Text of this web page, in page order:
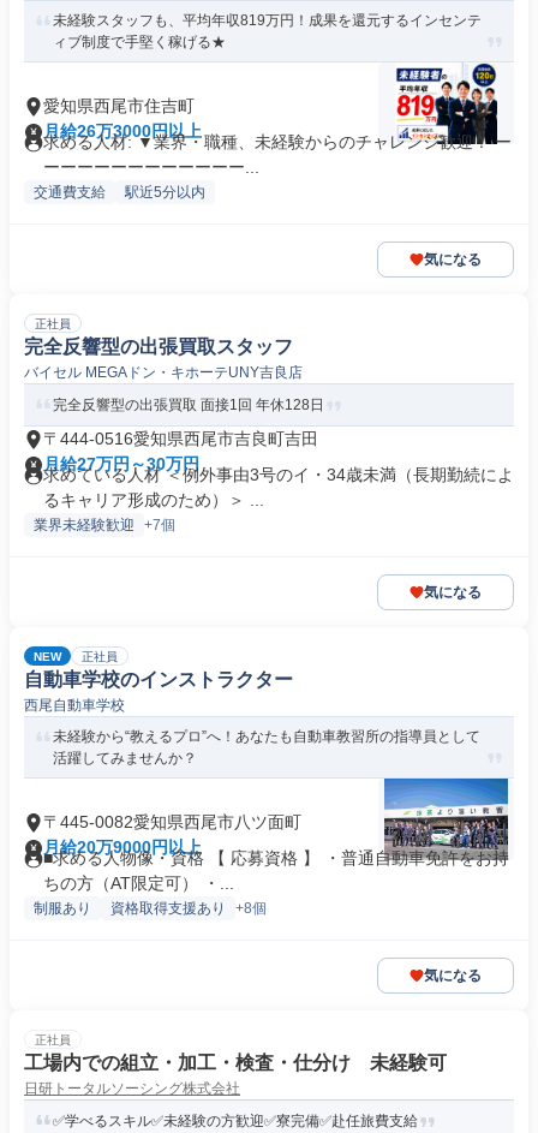
未経験スタッフも、平均年収819万円！成果を還元するインセンテ
ィブ制度で手堅く稼げる★
愛知県西尾市住吉町
月給26万3000円以上
求める人材: ▼業界・職種、未経験からのチャレンジ歓迎！ ー
ーーーーーーーーーーーー...
交通費支給 駅近5分以内
気になる
正社員
完全反響型の出張買取スタッフ
バイセル MEGAドン・キホーテUNY吉良店
完全反響型の出張買取 面接1回 年休128日
〒444-0516愛知県西尾市吉良町吉田
月給27万円～30万円
求めている人材 ＜例外事由3号のイ・34歳未満（長期勤続によ
るキャリア形成のため）＞ ...
業界未経験歓迎 +7個
気になる
NEW 正社員
自動車学校のインストラクター
西尾自動車学校
未経験から“教えるプロ”へ！あなたも自動車教習所の指導員として
活躍してみませんか？
〒445-0082愛知県西尾市八ツ面町
月給20万9000円以上
■求める人物像・資格 【 応募資格 】 ・普通自動車免許をお持
ちの方（AT限定可） ・...
制服あり 資格取得支援あり +8個
気になる
正社員
工場内での組立・加工・検査・仕分け 未経験可
日研トータルソーシング株式会社
✅学べるスキル✅未経験の方歓迎✅寮完備✅赴任旅費支給